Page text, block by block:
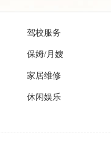
驾校服务
保姆/月嫂
家居维修
休闲娱乐